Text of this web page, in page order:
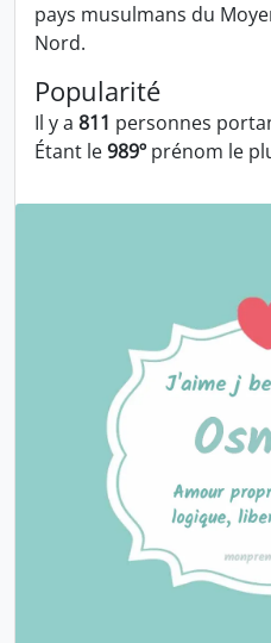
pays musulmans du
Nord.
Popularité
Il y a 811 personnes
Étant le989º prénom le